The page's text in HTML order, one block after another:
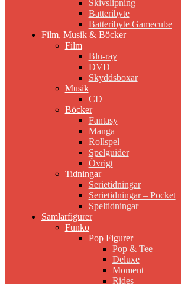
Skivslipning
Batteribyte
Batteribyte Gamecube
Film, Musik & Böcker
Film
Blu-ray
DVD
Skyddsboxar
Musik
CD
Böcker
Fantasy
Manga
Rollspel
Spelguider
Övrigt
Tidningar
Serietidningar
Serietidningar – Pocket
Speltidningar
Samlarfigurer
Funko
Pop Figurer
Pop & Tee
Deluxe
Moment
Rides